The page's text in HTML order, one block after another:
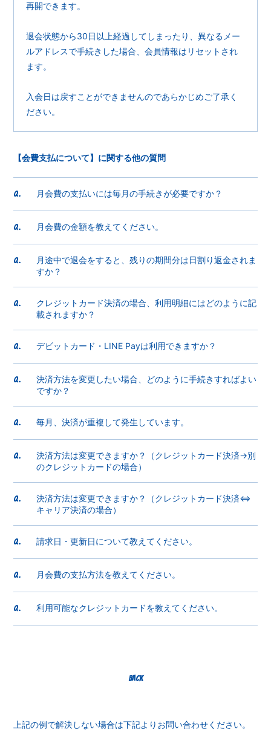
再開できます。
退会状態から30日以上経過してしまったり、異なるメー
ルアドレスで手続きした場合、会員情報はリセットされ
ます。
入会日は戻すことができませんのであらかじめご了承く
ださい。
【会費支払について】に関する他の質問
Q. 月会費の支払いには毎月の手続きが必要ですか？
Q. 月会費の金額を教えてください。
Q.
月途中で退会をすると、残りの期間分は日割り返金されま
すか？
Q.
クレジットカード決済の場合、利用明細にはどのように記
載されますか？
Q. デビットカード・LINE Payは利用できますか？
Q.
決済方法を変更したい場合、どのように手続きすればよい
ですか？
Q. 毎月、決済が重複して発生しています。
Q.
決済方法は変更できますか？（クレジットカード決済→別
のクレジットカードの場合）
Q.
決済方法は変更できますか？（クレジットカード決済⇔
キャリア決済の場合）
Q. 請求日・更新日について教えてください。
Q. 月会費の支払方法を教えてください。
Q. 利用可能なクレジットカードを教えてください。
BACK
上記の例で解決しない場合は下記よりお問い合わせください。